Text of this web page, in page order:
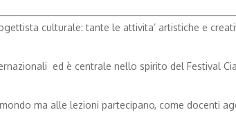
culturale: tante le attivita’ artistiche e
ed è centrale nello spirito del Festival
ma alle lezioni partecipano, come docenti